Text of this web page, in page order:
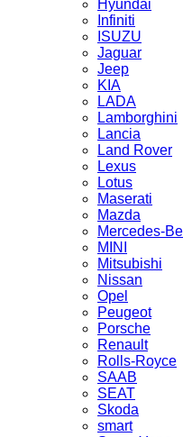
Hyundai
Infiniti
ISUZU
Jaguar
Jeep
KIA
LADA
Lamborghini
Lancia
Land Rover
Lexus
Lotus
Maserati
Mazda
Mercedes-
MINI
Mitsubishi
Nissan
Opel
Peugeot
Porsche
Renault
Rolls-Royce
SAAB
SEAT
Skoda
smart